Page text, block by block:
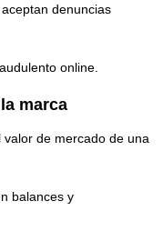
denuncias
online.
marca
de mercado de una
balances y